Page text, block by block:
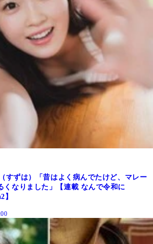
すずは）「昔はよく病んでたけど、マレー
くなりました」【連載 なんで令和に
】